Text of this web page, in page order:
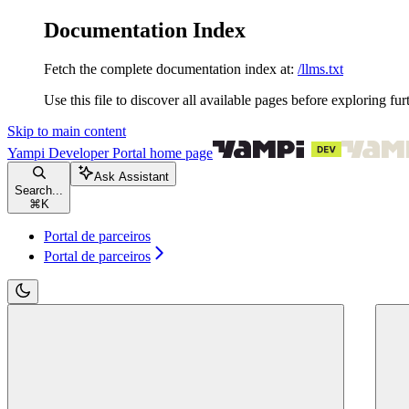
Documentation Index
Fetch the complete documentation index at: /llms.txt
Use this file to discover all available pages before exploring
Skip to main content
Yampi Developer Portal home page
Search...
⌘ K
Ask Assistant
Portal de parceiros
Portal de parceiros